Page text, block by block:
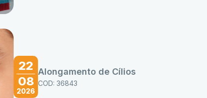
22
08
2026
Alongamento de Cílios
COD: 36843